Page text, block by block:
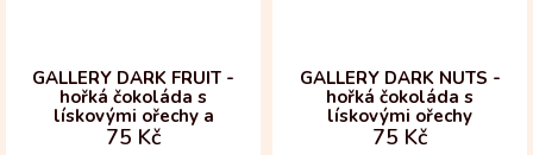
GALLERY DARK FRUIT -
hořká čokoláda s
lískovými ořechy a
rozinkami
75 Kč
GALLERY DARK NUTS -
hořká čokoláda s
lískovými ořechy
75 Kč